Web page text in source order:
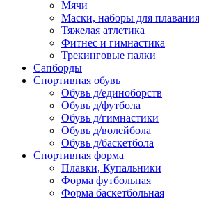
Мячи
Маски, наборы для
Тяжелая атлетика
Фитнес и гимнастика
Трекинговые палки
Сапборды
Спортивная обувь
Обувь д/единоборств
Обувь д/футбола
Обувь д/гимнастики
Обувь д/волейбола
Обувь д/баскетбола
Спортивная форма
Плавки, Купальники
Форма футбольная
Форма баскетбольная